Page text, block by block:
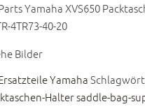
Yamaha XVS650
4TR73-40-20
Bilder
Yamaha
Halter saddle-bag-